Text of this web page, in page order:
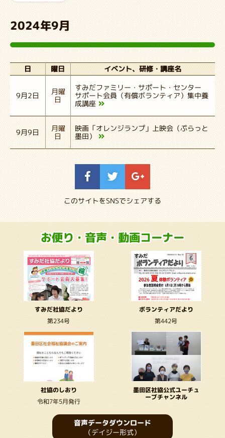
2024年9月
日 曜日 イベント、研修・講座名
9月2日 月曜
日
すみだファミリー・サポート・センター
サポート会員（有償ボランティア）集中養
成講座
9月9日 月曜
日
映画「オレンジランプ」上映会（ぷらっと
墨田）
このサイトをSNSでシェアする
お便り・音声・動画コーナー
すみだ社協だより
第234号
ボランティアだより
第442号
社協のしおり
令和7年5月発行
墨田区社協公式ユーチュ
ーブチャンネル
音声データダウンロード
（デイジー形式）